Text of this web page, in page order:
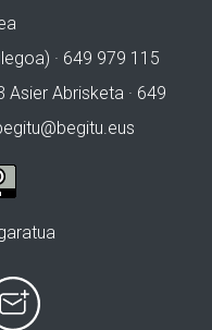
· 649 979 115
Asier Abrisketa · 649